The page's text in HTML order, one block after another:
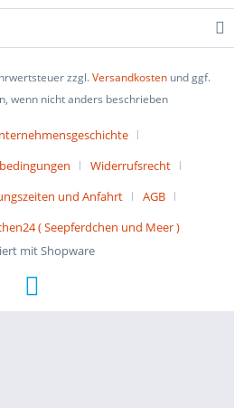
zzgl.Versandkosten und ggf.
wenn nicht anders beschrieben
Widerrufsrecht
und Anfahrt
AGB
( Seepferdchen und Meer )
mit Shopware